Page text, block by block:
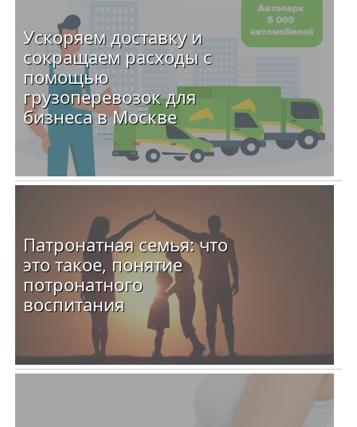
Ускоряем доставку и
сокращаем расходы с
помощью
грузоперевозок для
бизнеса в Москве
Патронатная семья: что
это такое, понятие
потронатного
воспитания